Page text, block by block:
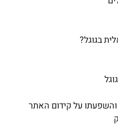
בגוגל?
והשפעתו על קידום האתר